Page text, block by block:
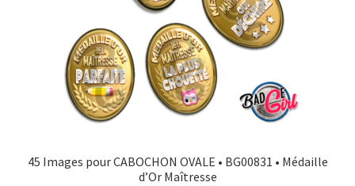
45 Images pour CABOCHON OVALE • BG00831 • Médaille
d’Or Maîtresse